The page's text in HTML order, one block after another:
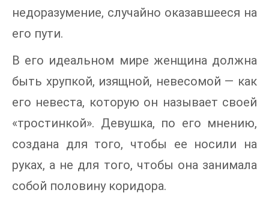
недоразумение, случайно оказавшееся на
его пути.
В его идеальном мире женщина должна
быть хрупкой, изящной, невесомой — как
его невеста, которую он называет своей
«тростинкой». Девушка, по его мнению,
создана для того, чтобы ее носили на
руках, а не для того, чтобы она занимала
собой половину коридора.